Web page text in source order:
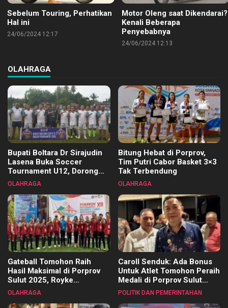
Sebelum Touring, Perhatikan
Hal ini
24/06/2024 12:17
Motor Oleng saat Dikendarai?
Kenali Beberapa
Penyebabnya
24/06/2024 12:13
OLAHRAGA
Bupati Boltara Dr Sirajudin
Lasena Buka Soccer
Tournament U12, Dorong
Pembinaan Merata di Setiap
OLAHRAGA
Bitung Hebat di Porprov,
Tim Putri Cabor Basket 3×3
Tak Terbendung
OLAHRAGA
Gateball Tomohon Raih
Hasil Maksimal di Porprov
Sulut 2025, Royke
Tangkawarouw Ucapkan
OLAHRAGA
Caroll Senduk: Ada Bonus
Untuk Atlet Tomohon Peraih
Medali di Porprov Sulut
2025
POLITIK DAN PEMERINTAHAN